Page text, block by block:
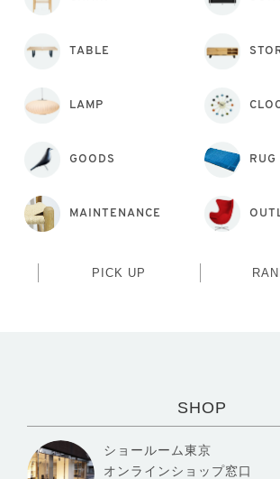
TABLE
LAMP
GOODS RUG
MAINTENANCE
PICK UP
SHOP
ショールーム東京
オンラインショップ窓口